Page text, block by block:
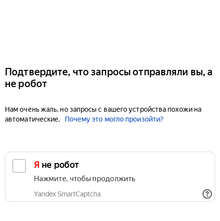
Подтвердите, что запросы отправляли вы, а
не робот
Нам очень жаль, но запросы с вашего устройства похожи на
автоматические.
Почему это могло произойти?
Я не робот
Нажмите, чтобы продолжить
Yandex SmartCaptcha